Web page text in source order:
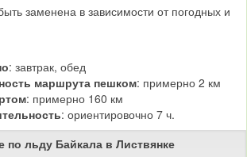
заменена в зависимости от погодных и
: завтрак, обед
маршрута пешком: примерно 2 км
: примерно 160 км
: ориентировочно 7 ч.
по льду Байкала в Листвянке